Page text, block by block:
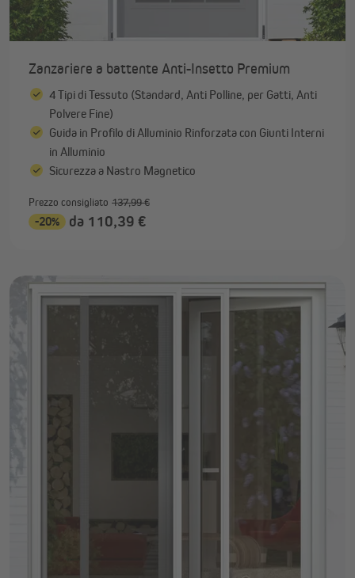
Zanzariere a battente Anti-Insetto Premium
4 Tipi di Tessuto (Standard, Anti Polline, per Gatti, Anti
Polvere Fine)
Guida in Profilo di Alluminio Rinforzata con Giunti Interni
in Alluminio
Sicurezza a Nastro Magnetico
Prezzo consigliato 137,99 €
-20% da 110,39 €